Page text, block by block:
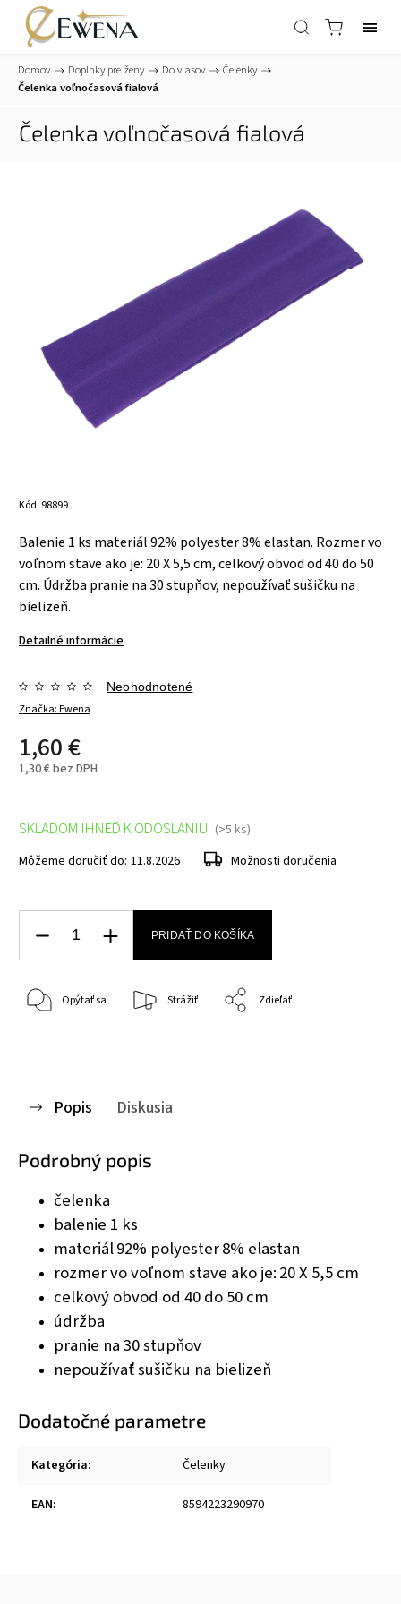
Domov / Doplnky pre ženy / Do vlasov / Čelenky /
Čelenka voľnočasová fialová
Čelenka voľnočasová fialová
Kód: 98899
Balenie 1 ks materiál92% polyester8% elastan. Rozmer vo
voľnom stave ako je: 20 X 5,5 cm,celkový obvod od 40 do 50
cm. Údržba pranie na 30 stupňov, nepoužívať sušičku na
bielizeň.
Detailné informácie
Značka:Ewena
Neohodnotené
1,60 €
1,30 € bez DPH
SKLADOM IHNEĎ K ODOSLANIU (>5 ks)
Môžeme doručiť do: 11.8.2026 Možnosti doručenia
PRIDAŤ DO KOŠÍKA
Opýtať sa Strážiť Zdieľať
Popis Diskusia
Podrobný popis
čelenka
balenie 1 ks
materiál92% polyester8% elastan
rozmer vo voľnom stave ako je:20 X 5,5 cm
celkový obvod od 40 do 50 cm
údržba
pranie na 30 stupňov
nepoužívať sušičku na bielizeň
Dodatočné parametre
Kategória: Čelenky
EAN: 8594223290970